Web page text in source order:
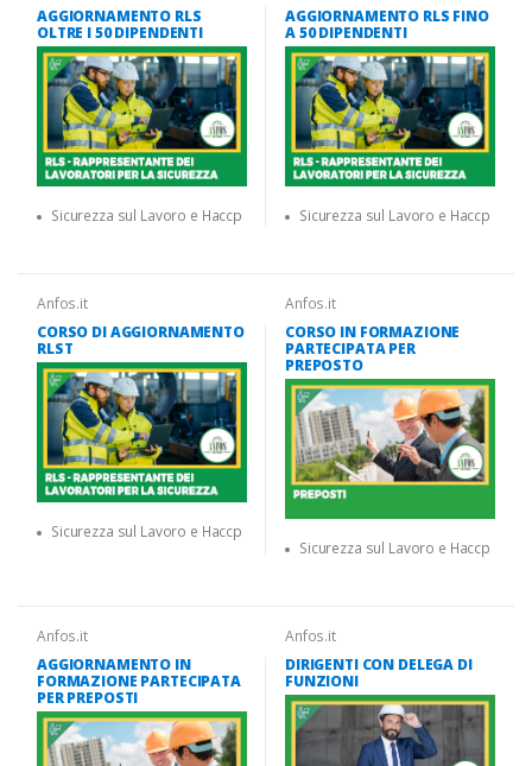
AGGIORNAMENTO RLS
OLTRE I 50 DIPENDENTI
Sicurezza sul Lavoro e Haccp
AGGIORNAMENTO RLS FINO
A 50 DIPENDENTI
Sicurezza sul Lavoro e Haccp
Anfos.it
CORSO DI AGGIORNAMENTO
RLST
Sicurezza sul Lavoro e Haccp
Anfos.it
CORSO IN FORMAZIONE
PARTECIPATA PER
PREPOSTO
Sicurezza sul Lavoro e Haccp
Anfos.it
AGGIORNAMENTO IN
FORMAZIONE PARTECIPATA
PER PREPOSTI
Anfos.it
DIRIGENTI CON DELEGA DI
FUNZIONI